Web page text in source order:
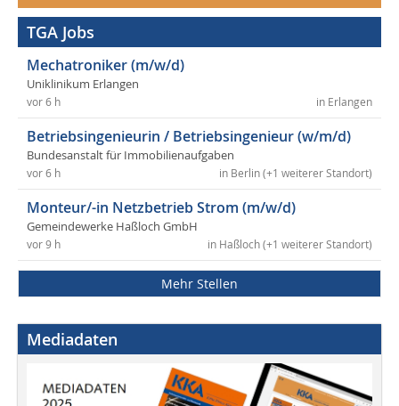
TGA Jobs
Mechatroniker (m/w/d)
Uniklinikum Erlangen
in Erlangen
vor 6 h
Betriebsingenieurin / Betriebsingenieur (w/m/d)
Bundesanstalt für Immobilienaufgaben
in Berlin (+1 weiterer Standort)
vor 6 h
Monteur/-in Netzbetrieb Strom (m/w/d)
Gemeindewerke Haßloch GmbH
in Haßloch (+1 weiterer Standort)
vor 9 h
Mehr Stellen
Mediadaten